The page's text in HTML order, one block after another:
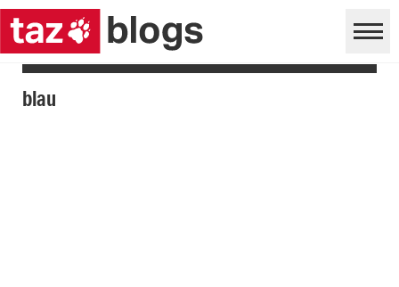
blau